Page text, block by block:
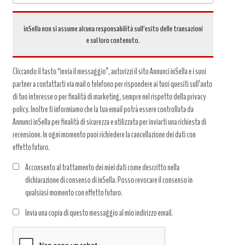
inSella non si assume alcuna responsabilità sull’esito delle transazioni
e sul loro contenuto.
Cliccando il tasto “invia il messaggio”, autorizzi il sito Annunci inSella e i suoi
partner a contattarti via mail o telefono per rispondere ai tuoi quesiti sull’auto
di tuo interesse o per finalità di marketing, sempre nel rispetto della privacy
policy. Inoltre ti informiamo che la tua email potrà essere controllata da
Annunci inSella per finalità di sicurezza e utilizzata per inviarti una richiesta di
recensione. In ogni momento puoi richiedere la cancellazione dei dati con
effetto futuro.
Acconsento al trattamento dei miei dati come descritto nella
dichiarazione di consenso di inSella. Posso revocare il consenso in
qualsiasi momento con effetto futuro.
dati
*
Invia una copia di questo messaggio al mio indirizzo email.